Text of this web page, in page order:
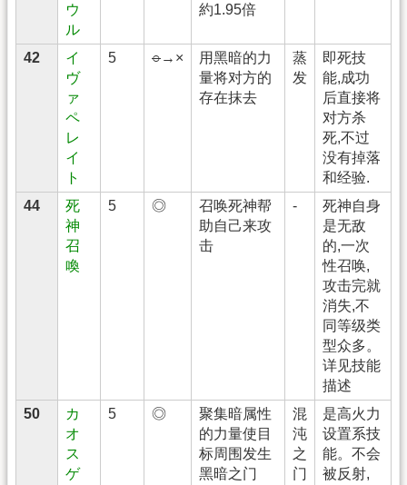
ウ
ル
約1.95倍
42
イ
ヴ
ァ
ペ
レ
イ
ト
5 ○→×
用黑暗的力
量将对方的
存在抹去
蒸
发
即死技
能,成功
后直接将
对方杀
死,不过
没有掉落
和经验.
44
死
神
召
喚
5 ◎
召唤死神帮
助自己来攻
击
-
死神自身
是无敌
的,一次
性召唤,
攻击完就
消失,不
同等级类
型众多。
详见技能
描述
50
カ
オ
ス
ゲ
5 ◎
聚集暗属性
的力量使目
标周围发生
黑暗之门
混
沌
之
门
是高火力
设置系技
能。不会
被反射,